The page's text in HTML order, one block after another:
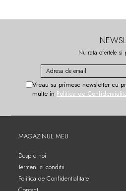
Nu rata ofertele si
Vreau sa primesc newsletter cu
multe in Politica de
MAGAZINUL MEU
Despre noi
Termeni si conditii
Politica de Confidentialitate